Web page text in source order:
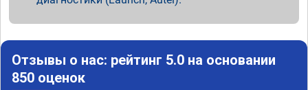
Отзывы о нас: рейтинг 5.0 на основании
850 оценок